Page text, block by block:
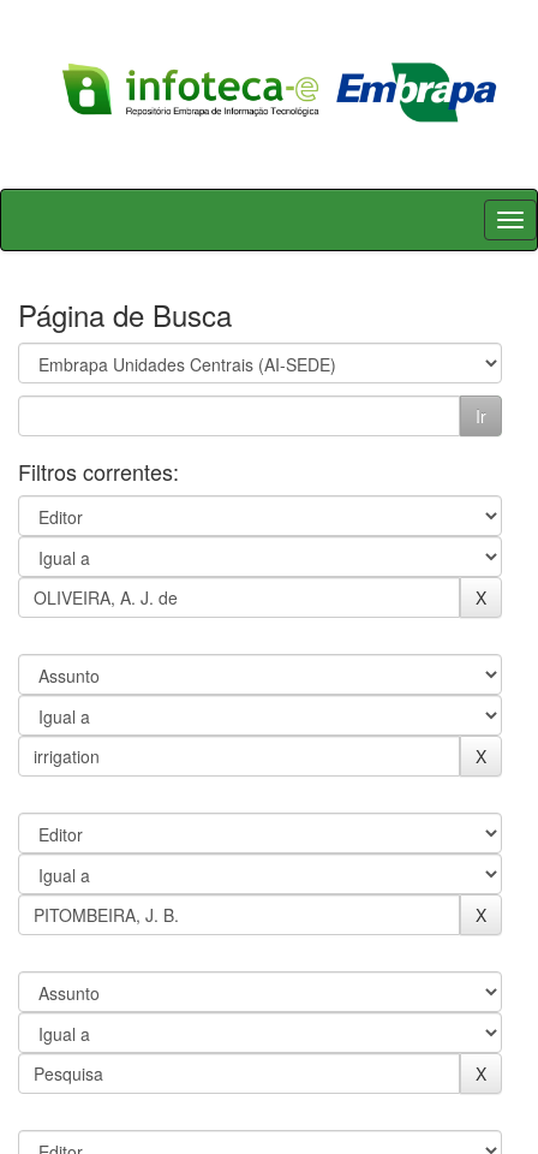
Skip
Página de Busca
Filtros correntes: